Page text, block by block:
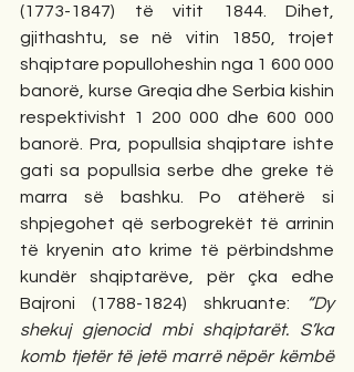
(1773-1847) të vitit 1844. Dihet,
gjithashtu, se në vitin 1850, trojet
shqiptare populloheshin nga 1 600 000
banorë, kurse Greqia dhe Serbia kishin
respektivisht 1 200 000 dhe 600 000
banorë. Pra, popullsia shqiptare ishte
gati sa popullsia serbe dhe greke të
marra së bashku. Po atëherë si
shpjegohet që serbogrekët të arrinin
të kryenin ato krime të përbindshme
kundër shqiptarëve, për çka edhe
Bajroni (1788-1824) shkruante:
“Dy
shekuj gjenocid mbi shqiptarët. S’ka
komb tjetër të jetë marrë nëpër këmbë